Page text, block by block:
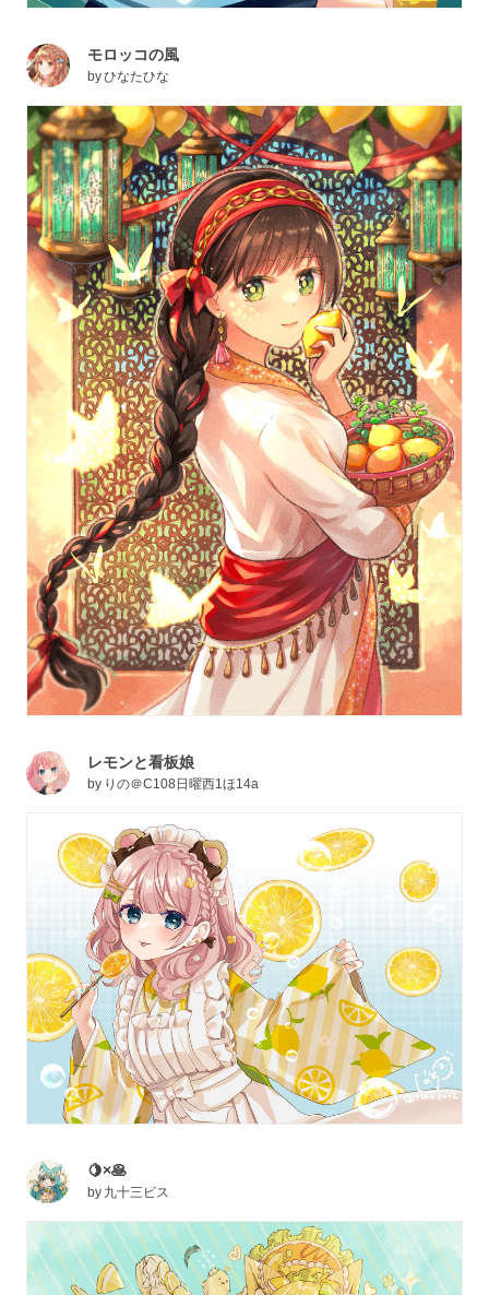
モロッコの風
byひなたひな
レモンと看板娘
by りの＠C108日曜西1ほ14a
🍋×🥞
by 九十三ビス